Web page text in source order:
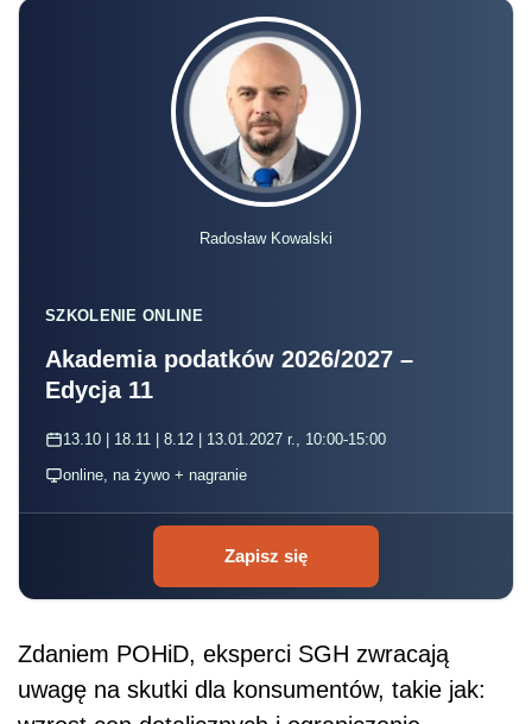
Radosław Kowalski
SZKOLENIE ONLINE
Akademia podatków 2026/2027 –
Edycja 11
13.10 | 18.11 | 8.12 | 13.01.2027 r., 10:00-15:00
online, na żywo + nagranie
Zapisz się
Zdaniem POHiD, eksperci SGH zwracają
uwagę na skutki dla konsumentów, takie jak: